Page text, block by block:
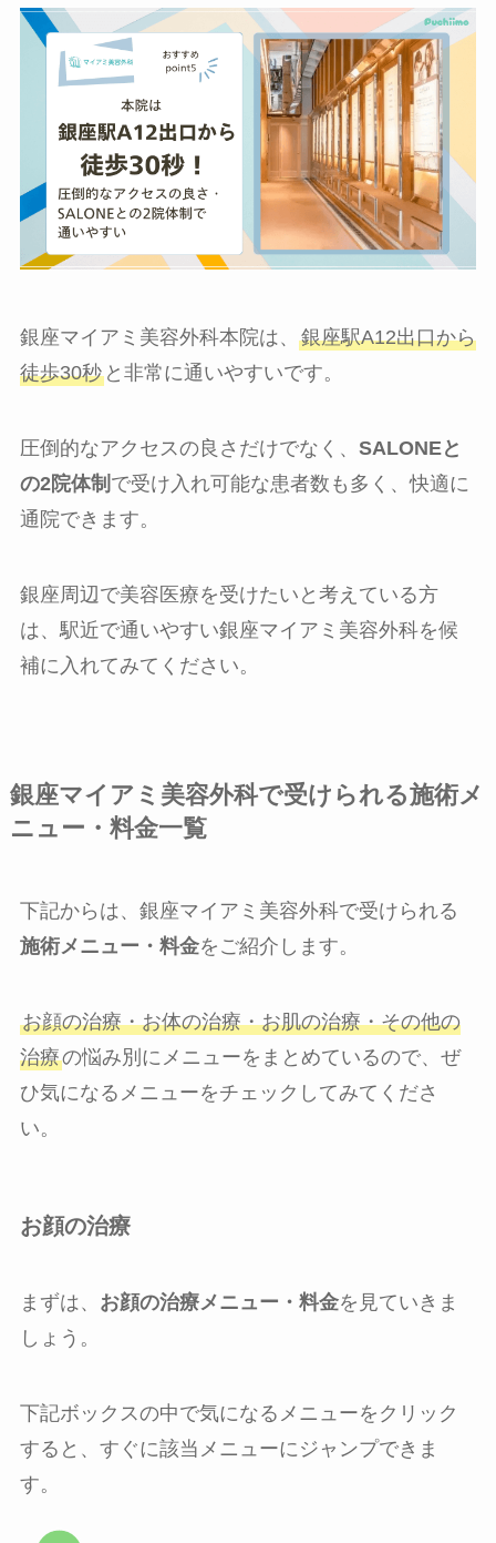
銀座マイアミ美容外科本院は、 銀座駅A12出口から
徒歩30秒と非常に通いやすいです。
圧倒的なアクセスの良さだけでなく、 SALONEと
の2院体制 で受け入れ可能な患者数も多く、快適に
通院できます。
銀座周辺で美容医療を受けたいと考えている方
は、駅近で通いやすい銀座マイアミ美容外科を候
補に入れてみてください。
銀座マイアミ美容外科で受けられる施術メ
ニュー・料金一覧
下記からは、銀座マイアミ美容外科で受けられる
施術メニュー・料金をご紹介します。
お顔の治療・お体の治療・お肌の治療・その他の
治療の悩み別にメニューをまとめているので、ぜ
ひ気になるメニューをチェックしてみてくださ
い。
お顔の治療
まずは、 お顔の治療メニュー・料金を見ていきま
しょう。
下記ボックスの中で気になるメニューをクリック
すると、すぐに該当メニューにジャンプできま
す。